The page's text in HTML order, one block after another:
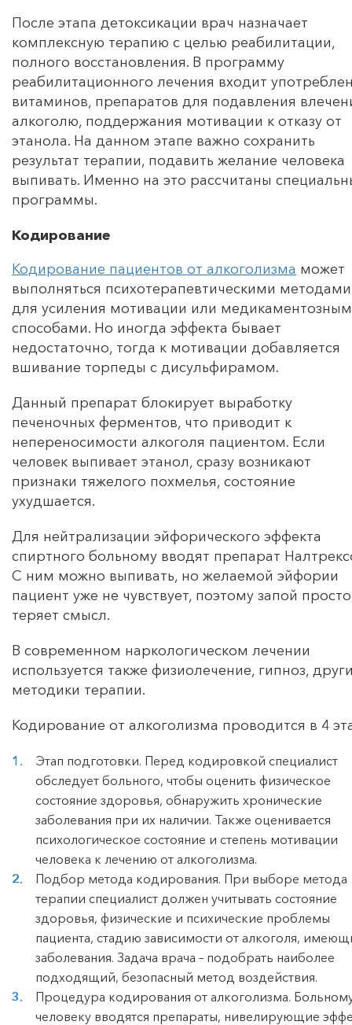
После этапа детоксикации врач назначает
комплексную терапию с целью реабилитации,
полного восстановления. В программу
реабилитационного лечения входит
витаминов, препаратов для подавления
алкоголю, поддержания мотивации к отказу от
этанола. На данном этапе важно сохранить
результат терапии, подавить желание человека
выпивать. Именно на это рассчитаны
программы.
Кодирование
Кодирование пациентов от алкоголизма может
выполняться психотерапевтическими методами
для усиления мотивации или
способами. Но иногда эффекта бывает
недостаточно, тогда к мотивации добавляется
вшивание торпеды с дисульфирамом.
Данный препарат блокирует выработку
печеночных ферментов, что приводит к
непереносимости алкоголя пациентом. Если
человек выпивает этанол, сразу возникают
признаки тяжелого похмелья, состояние
ухудшается.
Для нейтрализации эйфорического эффекта
спиртного больному вводят препарат
С ним можно выпивать, но желаемой эйфории
пациент уже не чувствует, поэтому запой просто
теряет смысл.
В современном наркологическом лечении
используется также физиолечение, гипноз,
методики терапии.
Кодирование от алкоголизма проводится в 4
Этап подготовки. Перед кодировкой специалист
обследует больного, чтобы оценить физическое
состояние здоровья, обнаружить хронические
заболевания при их наличии. Также оценивается
психологическое состояние и степень мотивации
человека к лечению от алкоголизма.
Подбор метода кодирования. При выборе метода
терапии специалист должен учитывать состояние
здоровья, физические и психические проблемы
пациента, стадию зависимости от алкоголя,
заболевания. Задача врача – подобрать наиболее
подходящий, безопасный метод воздействия.
Процедура кодирования от алкоголизма.
человеку вводятся препараты, нивелирующие